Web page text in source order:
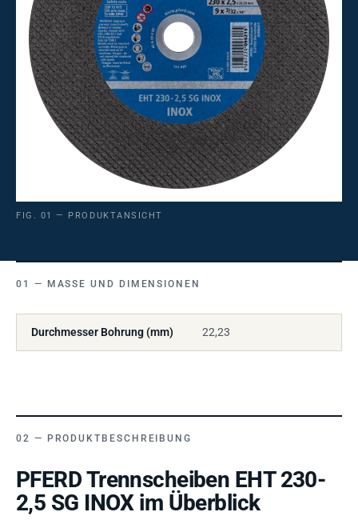
FIG. 01 — PRODUKTANSICHT
MASSE UND DIMENSIONEN
Durchmesser Bohrung (mm) 22,23
PRODUKTBESCHREIBUNG
PFERD Trennscheiben EHT 230-
2,5 SG INOX im Überblick